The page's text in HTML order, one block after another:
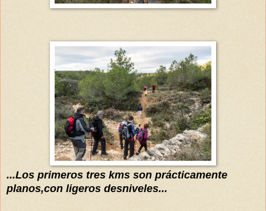
...Los primeros tres kms son prácticamente
planos,con ligeros desniveles...